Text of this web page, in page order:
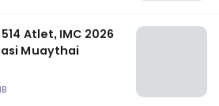
Atlet, IMC 2026
Muaythai